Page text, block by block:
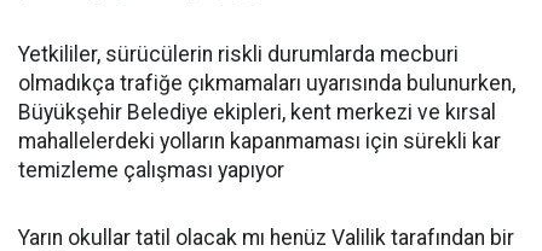
Yetkililer, sürücülerin riskli durumlarda mecburi
olmadıkça trafiğe çıkmamaları uyarısında bulunurken,
Büyükşehir Belediye ekipleri, kent merkezi ve kırsal
mahallelerdeki yolların kapanmaması için sürekli kar
temizleme çalışması yapıyor
Yarın okullar tatil olacak mı henüz Valilik tarafından bir